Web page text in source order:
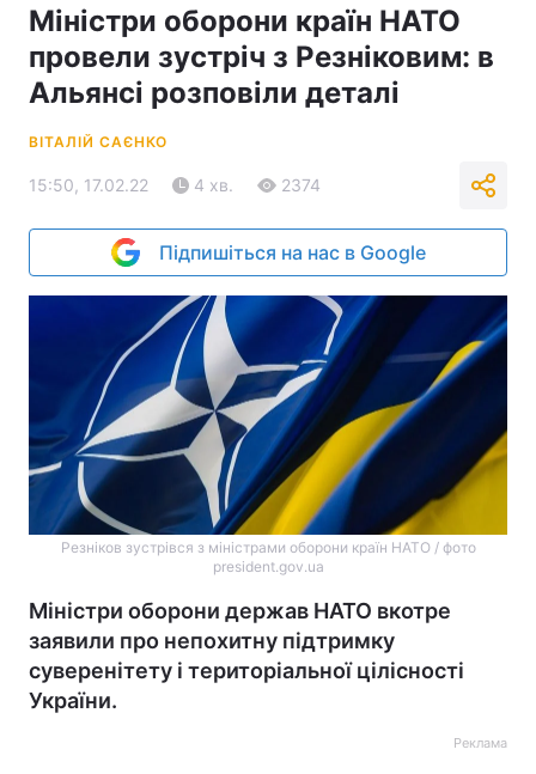
Міністри оборони країн НАТО
провели зустріч з Резніковим: в
Альянсі розповіли деталі
ВІТАЛІЙ САЄНКО
15:50, 17.02.22 4 хв. 2374
Підпишіться на нас в Google
Резніков зустрівся з міністрами оборони країн НАТО / фото
president.gov.ua
Міністри оборони держав НАТО вкотре
заявили про непохитну підтримку
суверенітету і територіальної цілісності
України.
Реклама